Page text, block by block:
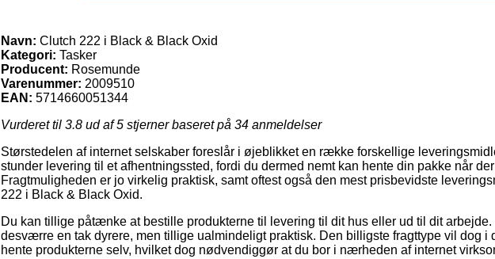
Navn: Clutch 222 i Black & Black Oxid
Kategori: Tasker
Producent: Rosemunde
Varenummer: 2009510
EAN: 5714660051344
Vurderet til 3.8 ud af 5 stjerner baseret på 34 anmeldelser
Størstedelen af internet selskaber foreslår i øjeblikket en række forskellige
stunder levering til et afhentningssted, fordi du dermed nemt kan hente din pakke når
Fragtmuligheden er jo virkelig praktisk, samt oftest også den mest prisbevidste
222 i Black & Black Oxid.
Du kan tillige påtænke at bestille produkterne til levering til dit hus eller ud til dit
desværre en tak dyrere, men tillige ualmindeligt praktisk. Den billigste fragttype vil dog
hente produkterne selv, hvilket dog nødvendiggør at du bor i nærheden af internet